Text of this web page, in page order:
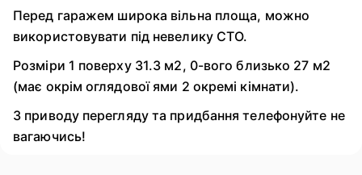
Перед гаражем широка вільна площа, можно
використовувати під невелику СТО.
Розміри 1 поверху 31.3 м2, 0-вого близько 27 м2
(має окрім оглядової ями 2 окремі кімнати).
З приводу перегляду та придбання телефонуйте не
вагаючись!